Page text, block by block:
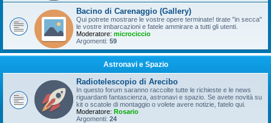
Bacino di Carenaggio (Gallery)
Qui potrete mostrare le vostre opere terminate! tirate "in secca"
le vostre imbarcazioni e fatele ammirare a tutti gli utenti.
Moderatore: microciccio
Argomenti: 59
Astronavi e Spazio
Radiotelescopio di Arecibo
In questo forum saranno raccolte tutte le richieste e le news
riguardanti fantascienza, astronavi e spazio. Se avete novità su
kit o scatole di montaggio o volete avere notizie, fatelo qui.
Moderatore: Rosario
Argomenti: 24